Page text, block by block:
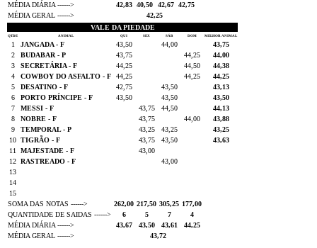
MÉDIA DIÁRIA ------>
42,83 40,50 42,67 42,75
MÉDIA GERAL ------>
42,25
VALE DA PIEDADE
QTDE ANIMAL QUI SEX SÁB DOM MELHOR ANIMAL
1 JANGADA - F 43,50 44,00
43,75
2
BUDABAR - P 43,75 44,25
44,00
3
SECRETÁRIA - F 44,25 44,50
44,38
4
COWBOY DO ASFALTO - F 44,25 44,25
44,25
5
DESATINO - F 42,75 43,50
43,13
6
PORTO PRÍNCIPE - F 43,50 43,50
43,50
7
MESSI - F 43,75 44,50
44,13
8
NOBRE - F 43,75 44,00
43,88
9
TEMPORAL - P 43,25 43,25
43,25
10 TIGRÃO - F 43,75 43,50
43,63
11
MAJESTADE - F
43,00
12 RASTREADO - F
43,00
13
14
15
SOMA DAS NOTAS ------>
262,00 217,50 305,25 177,00
QUANTIDADE DE SAIDAS ------>
6 5 7
4
MÉDIA DIÁRIA ------>
43,67 43,50 43,61
44,25
MÉDIA GERAL ------>
43,72